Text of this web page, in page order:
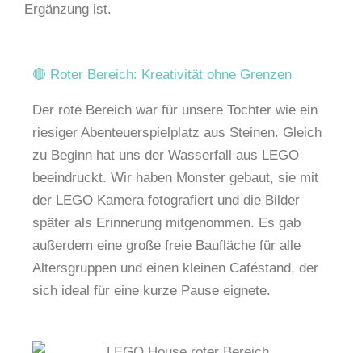
Ergänzung ist.
🔴 Roter Bereich: Kreativität ohne Grenzen
Der rote Bereich war für unsere Tochter wie ein
riesiger Abenteuerspielplatz aus Steinen. Gleich
zu Beginn hat uns der Wasserfall aus LEGO
beeindruckt. Wir haben Monster gebaut, sie mit
der LEGO Kamera fotografiert und die Bilder
später als Erinnerung mitgenommen. Es gab
außerdem eine große freie Baufläche für alle
Altersgruppen und einen kleinen Caféstand, der
sich ideal für eine kurze Pause eignete.